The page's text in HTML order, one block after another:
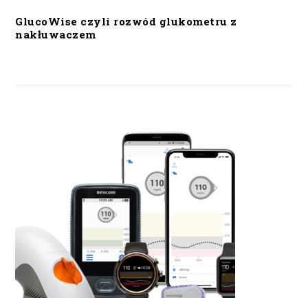
GlucoWise czyli rozwód glukometru z
nakłuwaczem